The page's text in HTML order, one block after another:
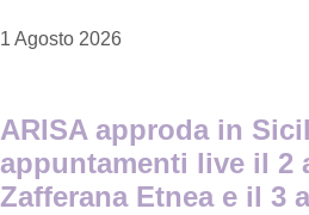
1 Agosto 2026
ARISA approda in
appuntamenti live il 2
Zafferana Etnea e il 3